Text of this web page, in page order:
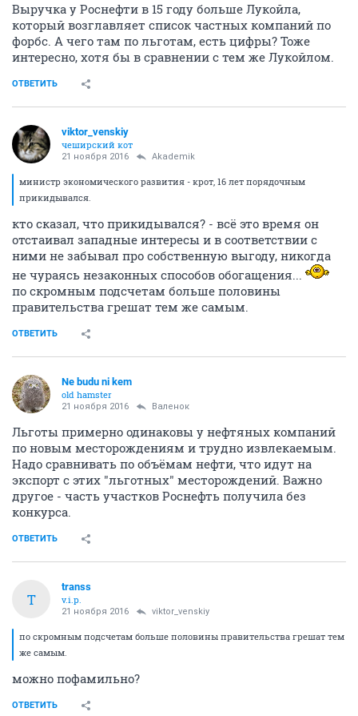
Выручка у Роснефти в 15 году больше Лукойла,
который возглавляет список частных компаний по
форбс. А чего там по льготам, есть цифры? Тоже
интересно, хотя бы в сравнении с тем же Лукойлом.
ОТВЕТИТЬ
viktor_venskiy
чеширский кот
21 ноября 2016 Akademik
министр экономического развития - крот, 16 лет порядочным
прикидывался.
кто сказал, что прикидывался? - всё это время он
отстаивал западные интересы и в соответствии с
ними не забывал про собственную выгоду, никогда
не чураясь незаконных способов обогащения...
по скромным подсчетам больше половины
правительства грешат тем же самым.
ОТВЕТИТЬ
Ne budu ni kem
old hamster
21 ноября 2016 Валенок
Льготы примерно одинаковы у нефтяных компаний
по новым месторождениям и трудно извлекаемым.
Надо сравнивать по объёмам нефти, что идут на
экспорт с этих "льготных" месторождений. Важно
другое - часть участков Роснефть получила без
конкурса.
ОТВЕТИТЬ
T
transs
v.i.p.
21 ноября 2016 viktor_venskiy
по скромным подсчетам больше половины правительства грешат тем
же самым.
можно пофамильно?
ОТВЕТИТЬ